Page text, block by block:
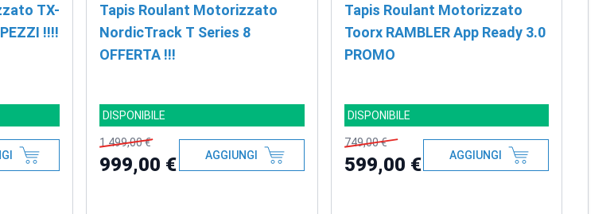
TX-
PEZZI !!!!
Tapis Roulant Motorizzato
NordicTrack T Series 8
OFFERTA !!!
DISPONIBILE
1.499,00 €
999,00 € AGGIUNGI
Tapis Roulant Motorizzato
Toorx RAMBLER App Ready 3.0
PROMO
DISPONIBILE
749,00 €
599,00 € AGGIUNGI